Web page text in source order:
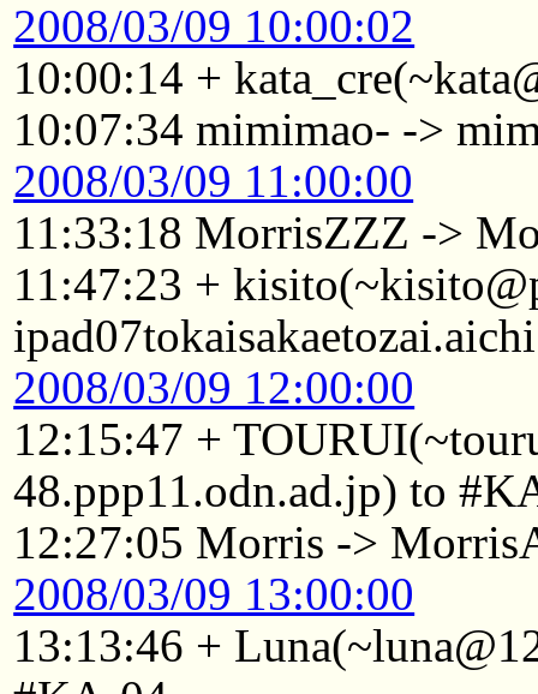
2008/03/09 10:00:02
10:00:14 +
10:07:34 mimimao- ->
2008/03/09 11:00:00
11:33:18 MorrisZZZ ->
11:47:23 +
2008/03/09 12:00:00
12:15:47 +
48.ppp11.odn.ad.jp) to
12:27:05 Morris ->
2008/03/09 13:00:00
13:13:46 +